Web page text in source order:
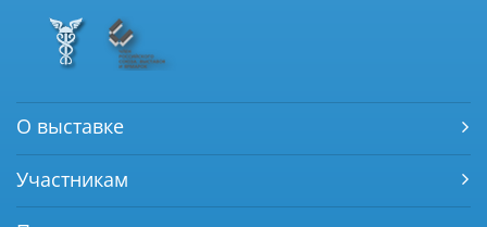
О выставке
Участникам